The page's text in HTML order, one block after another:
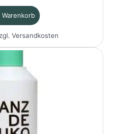
Warenkorb
Versandkosten